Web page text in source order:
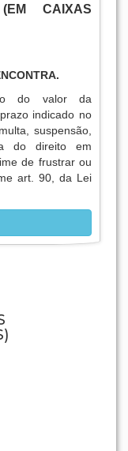
CAIXAS
do valor da
indicado no
suspensão,
do direito em
de frustrar ou
art. 90, da Lei